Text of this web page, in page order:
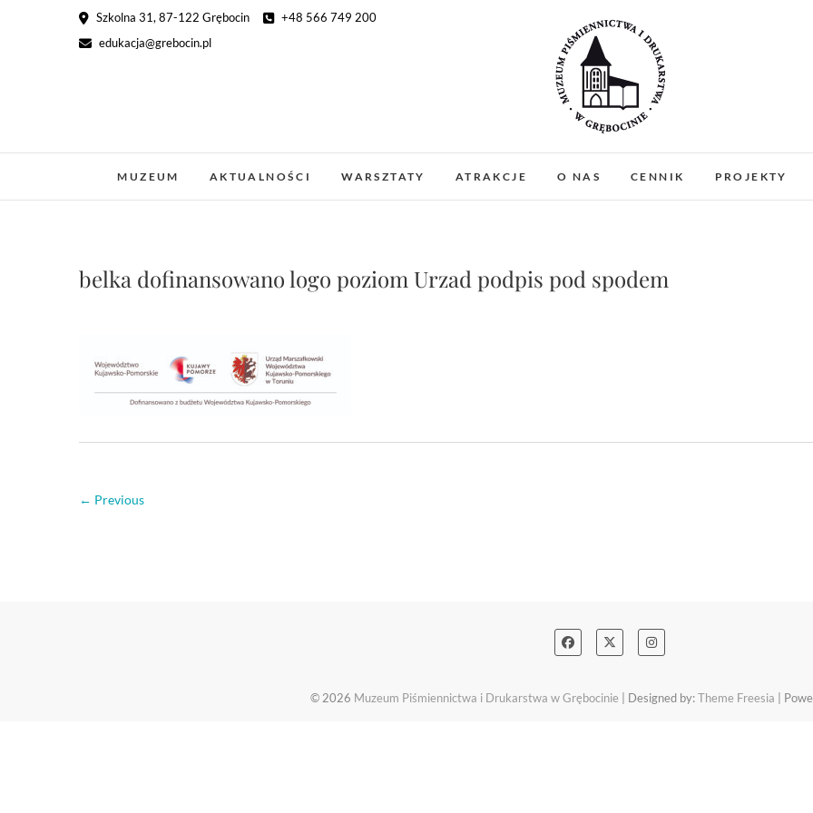
Szkolna 31, 87-122 Grębocin
+48 566 749 200
edukacja@grebocin.pl
Muzeum
WARSZTATY I
MUZEUM AKTUALNOŚCI WARSZTATY ATRAKCJE O NAS CENNIK PROJEKTY
belka dofinansowano logo poziom Urzad podpis pod spodem
← Previous
© 2026 Muzeum Piśmiennictwa i Drukarstwa w Grębocinie | Designed by:Theme Freesia |